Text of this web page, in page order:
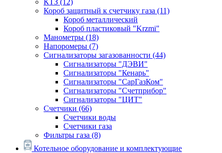
КТЗ (12)
Короб защитный к счетчику газа (11)
Короб металлический
Короб пластиковый "Krzmi"
Манометры (18)
Напоромеры (7)
Сигнализаторы загазованности (44)
Сигнализаторы "ДЭВИ"
Сигнализаторы "Кенарь"
Сигнализаторы "СарГазКом"
Сигнализаторы "Счетприбор"
Сигнализаторы "ЦИТ"
Счетчики (66)
Счетчики воды
Счетчики газа
Фильтры газа (8)
Котельное оборудование и комплектующие